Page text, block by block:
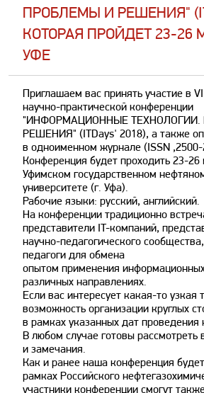
ПРОБЛЕМЫ И РЕШЕНИЯ"
КОТОРАЯ ПРОЙДЕТ 23-26
УФЕ
Приглашаем вас принять участие в
научно-практической конференции
"ИНФОРМАЦИОННЫЕ
РЕШЕНИЯ" (ITDays' 2018), а также
в одноименном журнале (ISSN
Конференция будет проходить 23-26
Уфимском государственном
университете (г. Уфа).
Рабочие языки: русский, английский.
На конференции традиционно
представители IT-компаний,
научно-педагогического
педагоги для обмена
опытом применения
различных направлениях.
Если вас интересует какая-то узкая
возможность организации круглых
в рамках указанных дат проведения
В любом случае готовы
и замечания.
Как и ранее наша конференция
рамках Российского
участники конференции смогут